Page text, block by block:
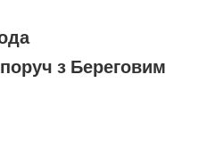
з Береговим